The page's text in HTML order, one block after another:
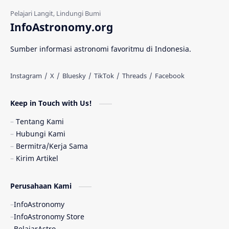
Gerhana Matahari
Quasar
Ulasan
Gelombang Gravitasi
Kerdil Putih LAPAN
InfoAstronomy.org
Sumber informasi astronomi favoritmu di Indonesia.
Keep in Touch with Us!
Tentang Kami
Hubungi Kami
Bermitra/Kerja Sama
Kirim Artikel
Perusahaan Kami
InfoAstronomy
InfoAstronomy Store